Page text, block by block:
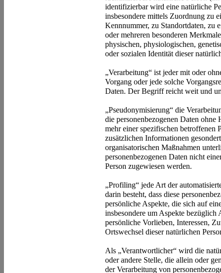
identifizierbar wird eine natürliche
insbesondere mittels Zuordnung zu
Kennnummer, zu Standortdaten, zu
oder mehreren besonderen
physischen, physiologischen,
oder sozialen Identität dieser
„Verarbeitung“ ist jeder mit oder
Vorgang oder jede solche
Daten. Der Begriff reicht weit und
„Pseudonymisierung“ die
die personenbezogenen Daten
mehr einer spezifischen betroffenen
zusätzlichen Informationen
organisatorischen Maßnahmen
personenbezogenen Daten nicht
Person zugewiesen werden.
„Profiling“ jede Art der
darin besteht, dass diese
persönliche Aspekte, die sich auf
insbesondere um Aspekte
persönliche Vorlieben, Interessen,
Ortswechsel dieser natürlichen
Als „Verantwortlicher“ wird die
oder andere Stelle, die allein oder
der Verarbeitung von